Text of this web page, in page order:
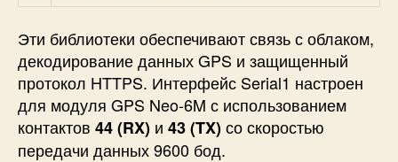
Эти библиотеки обеспечивают связь с облаком,
декодирование данных GPS и защищенный
протокол HTTPS. Интерфейс Serial1 настроен
для модуля GPS Neo-6M с использованием
контактов 44 (RX) и 43 (TX)со скоростью
передачи данных 9600 бод.